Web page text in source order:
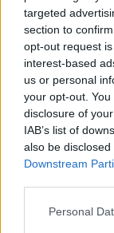
targeted
section to
opt-out request
interest-based
us or personal
your opt-out.
disclosure of
IAB’s list of
also be
Downstream
Personal
HELLENiQ
εκατ. ευρώ τα EBITDA
Viohalco:
τα EBITDA